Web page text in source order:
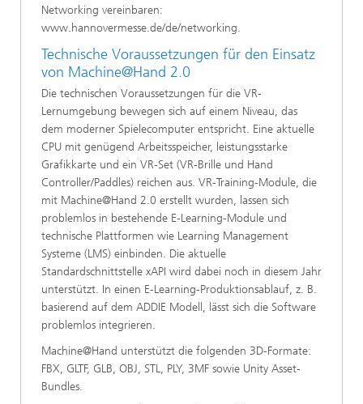
Networking vereinbaren:
www.hannovermesse.de/de/networking.
Technische Voraussetzungen für den Einsatz
von Machine@Hand 2.0
Die technischen Voraussetzungen für die VR-
Lernumgebung bewegen sich auf einem Niveau, das
dem moderner Spielecomputer entspricht. Eine aktuelle
CPU mit genügend Arbeitsspeicher, leistungsstarke
Grafikkarte und ein VR-Set (VR-Brille und Hand
Controller/Paddles) reichen aus. VR-Training-Module, die
mit Machine@Hand 2.0 erstellt wurden, lassen sich
problemlos in bestehende E-Learning-Module und
technische Plattformen wie Learning Management
Systeme (LMS) einbinden. Die aktuelle
Standardschnittstelle xAPI wird dabei noch in diesem Jahr
unterstützt. In einen E-Learning-Produktionsablauf, z. B.
basierend auf dem ADDIE Modell, lässt sich die Software
problemlos integrieren.
Machine@Hand unterstützt die folgenden 3D-Formate:
FBX, GLTF, GLB, OBJ, STL, PLY, 3MF sowie Unity Asset-
Bundles.